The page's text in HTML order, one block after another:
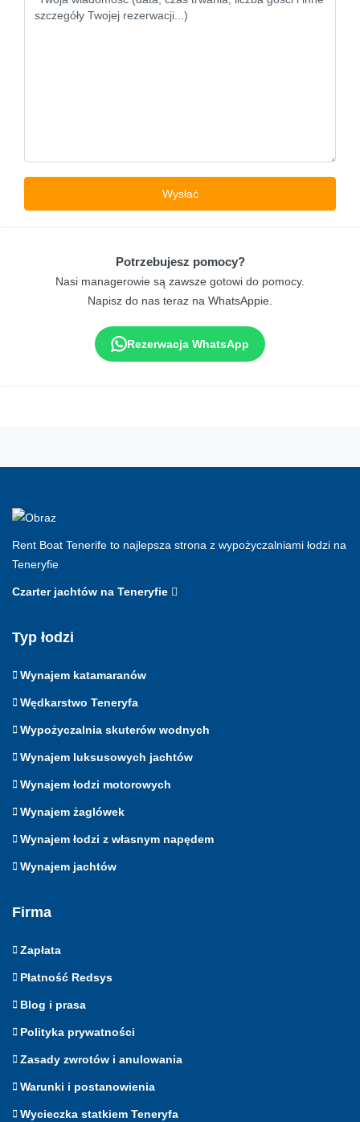
Potrzebujesz pomocy?
Nasi managerowie są zawsze gotowi do pomocy.
Napisz do nas teraz na WhatsAppie.
Rezerwacja WhatsApp
Rent Boat Tenerife to najlepsza strona z wypożyczalniami łodzi na
Teneryfie
Czarter jachtów na Teneryfie
Typ łodzi
Wynajem katamaranów
Wędkarstwo Teneryfa
Wypożyczalnia skuterów wodnych
Wynajem luksusowych jachtów
Wynajem łodzi motorowych
Wynajem żaglówek
Wynajem łodzi z własnym napędem
Wynajem jachtów
Firma
Zapłata
Płatność Redsys
Blog i prasa
Polityka prywatności
Zasady zwrotów i anulowania
Warunki i postanowienia
Wycieczka statkiem Teneryfa